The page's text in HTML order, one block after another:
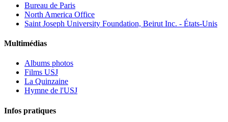
Bureau de Paris
North America Office
Saint Joseph University Foundation, Beirut Inc. - États-Unis
Multimédias
Albums photos
Films USJ
La Quinzaine
Hymne de l'USJ
Infos pratiques